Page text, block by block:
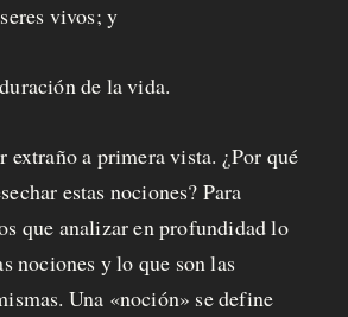
vivos; y
de la vida.
extraño a primera vista. ¿Por qué
estas nociones? Para
que analizar en profundidad lo
nociones y lo que son las
Una «noción» se define